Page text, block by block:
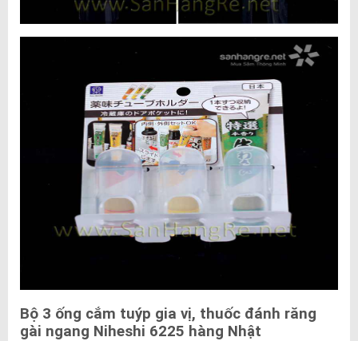
Bộ 3 ống cắm tuýp gia vị, thuốc đánh răng
gài ngang Niheshi 6225 hàng Nhật